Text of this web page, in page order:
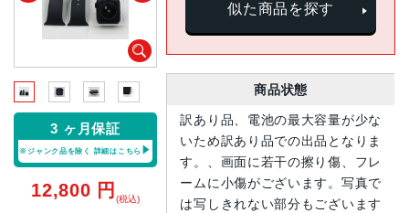
3 ヶ月保証
※ジャンク品を除く 詳細はこちら
12,800 円 (税込)
似た商品を探す
商品状態
訳あり品、電池の最大容量が少な
いため訳あり品での出品となりま
す。、画面に若干の擦り傷、フレ
ームに小傷がございます。写真で
は写しきれない部分もございます